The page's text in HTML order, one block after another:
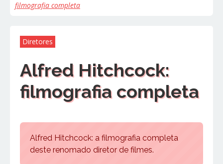
filmografia completa
Diretores
Alfred Hitchcock:
filmografia completa
Alfred Hitchcock: a filmografia completa
deste renomado diretor de filmes.